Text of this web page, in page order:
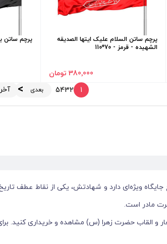
پرچم ساتن السلام علیک ایتها الصدیقه
الشهیده - قرمز - 70*110
380٬000 تومان
پرچم ساتن یا
1
2
3
4
5 بعدی آخر
ویژه‌ای دارد و شهادتش، یکی از نقاط عطف
مادر است.
و القاب حضرت زهرا (س) مشاهده و خریداری